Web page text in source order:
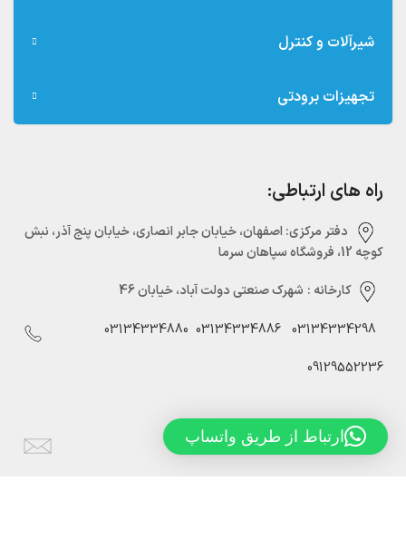
شیرآلات و کنترل
تجهیزات برودتی
راه های ارتباطی:
دفتر مرکزی:‌ اصفهان، خیابان جابر انصاری، خیابان پنج آذر، نبش
کوچه 12، فروشگاه سپاهان سرما
کارخانه : شهرک صنعتی دولت آباد، خیابان 46
03134334298
03134334886
03134334880
09129552236
Info@sepahansarmaco.ir
ارتباط از طریق واتساپ